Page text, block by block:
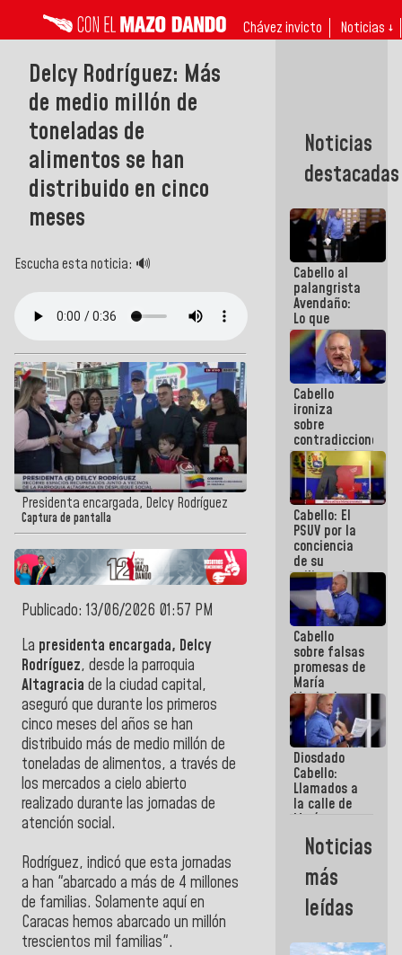
Chávez invicto Noticias ↓
Delcy Rodríguez: Más
de medio millón de
toneladas de
alimentos se han
distribuido en cinco
meses
Escucha esta noticia: 🔊
Presidenta encargada, Delcy Rodríguez
Captura de pantalla
Publicado: 13/06/2026 01:57 PM
La presidenta encargada, Delcy
Rodríguez, desde la parroquia
Altagracia de la ciudad capital,
aseguró que durante los primeros
cinco meses del años se han
distribuido más de medio millón de
toneladas de alimentos, a través de
los mercados a cielo abierto
realizado durante las jornadas de
atención social.
Rodríguez, indicó que esta jornadas
a han "abarcado a más de 4 millones
de familias. Solamente aquí en
Caracas hemos abarcado un millón
trescientos mil familias".
Noticias
destacadas
Cabello al
palangrista
Avendaño:
Lo que
vayas a
escribir
hazlo hoy
por que no
sabemos si
la semana
que viene
hay
programa
Cabello
ironiza
sobre
contradicciones
y mentiras
de María
Machado:
¡Créanle!
Cabello: El
PSUV por la
conciencia
de su
militancia
es la
organización
política más
sólida de
Venezuela
Cabello
sobre falsas
promesas de
María
Machado:
¿Quién le
puede creer?
¿Y la gente
que ella iba
a salvar en
La Guaira?
Diosdado
Cabello:
Llamados a
la calle de
María
Machado se
estrellaron
de frente
contra el
Pueblo
Noticias
más
leídas